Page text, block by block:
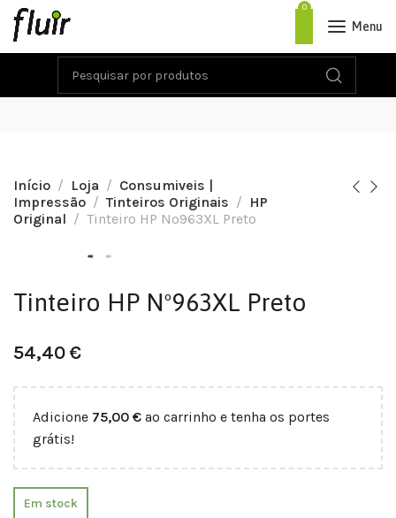
0
Menu
Início Loja
Consumiveis |
Impressão
Tinteiros Originais
HP
Original
Tinteiro HP Nº963XL Preto
Tinteiro HP Nº963XL Preto
54,40€
Adicione 75,00 € ao carrinho e tenha os portes
grátis!
Em stock